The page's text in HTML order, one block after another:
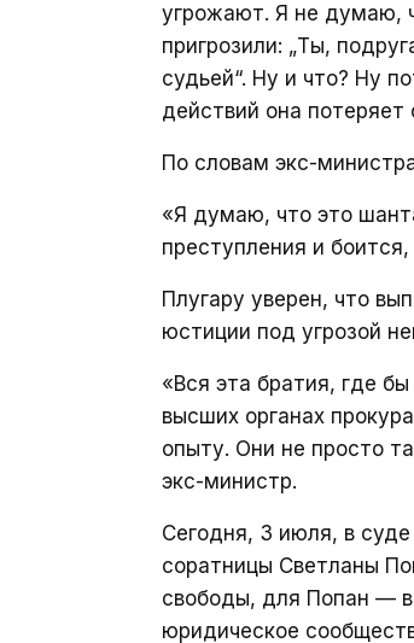
угрожают. Я не думаю,
пригрозили: „Ты,
судьей“. Ну и что? Ну
действий она
По словам экс-
«Я думаю, что это
преступления и
Плугару уверен, что
юстиции под угрозой
«Вся эта братия, где
высших органах
опыту. Они не просто
экс-министр.
Сегодня, 3 июля, в
соратницы Светланы
свободы, для Попан —
юридическое